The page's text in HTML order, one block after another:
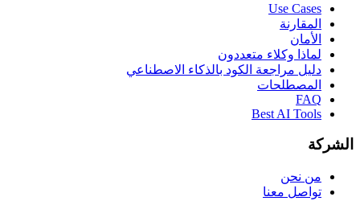
Use Cases
المقارنة
الأمان
لماذا وكلاء متعددون
دليل مراجعة الكود بالذكاء الاصطناعي
المصطلحات
FAQ
Best AI Tools
الشركة
من نحن
تواصل معنا